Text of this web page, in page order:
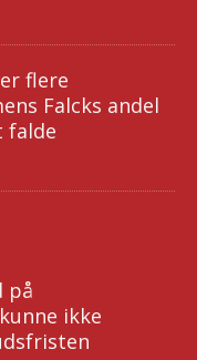
flere
Falcks andel
på
ikke